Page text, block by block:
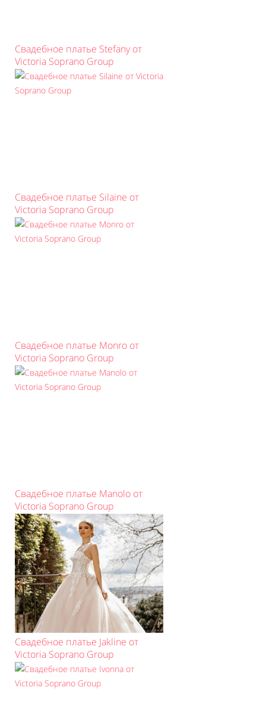
Свадебное платье Stefany от
Victoria Soprano Group
Свадебное платье Silaine от
Victoria Soprano Group
Свадебное платье Monro от
Victoria Soprano Group
Свадебное платье Manolo от
Victoria Soprano Group
Свадебное платье Jakline от
Victoria Soprano Group